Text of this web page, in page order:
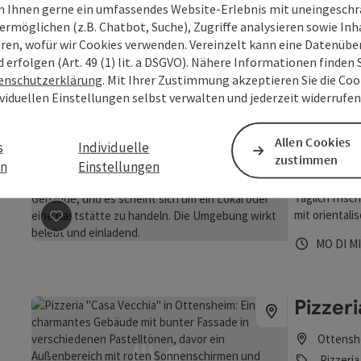
Beitrag merken : Otter
DOFR
Beitrag merken
Pizza
Buffet /
Täglich
mit
MO DI MI
Ihnen gerne ein umfassendes Website-Erlebnis mit
(z.B. Chatbot, Suche), Zugriffe analysieren sowie
wofür wir Cookies verwenden. Vereinzelt kann eine
(Art. 49 (1) lit. a DSGVO). Nähere Informationen finden
. Mit Ihrer Zustimmung akzeptieren Sie die
Einstellungen selbst verwalten und jederzeit
Individuelle
Einstellungen
Allen Cookies
zustimmen